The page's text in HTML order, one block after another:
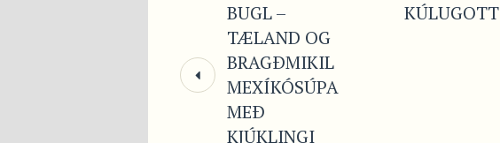
BUGL –
TÆLAND OG
BRAGÐMIKIL
MEXÍKÓSÚPA
MEÐ
KJÚKLINGI
KÚLUGOTT